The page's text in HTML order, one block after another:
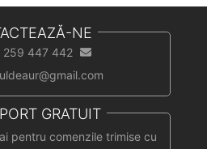
NE
259 447 442
GRATUIT
pentru comenzile trimise cu